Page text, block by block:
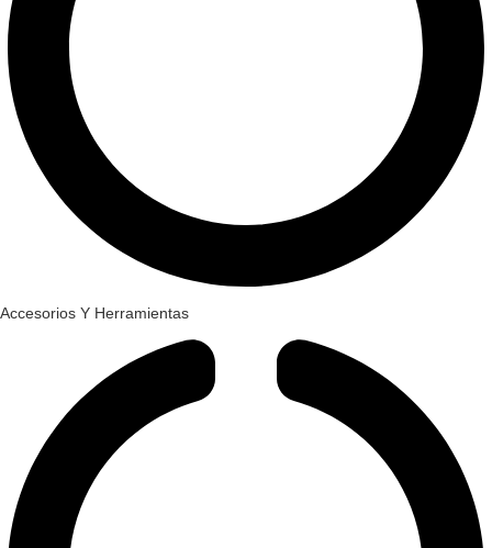
Accesorios Y Herramientas